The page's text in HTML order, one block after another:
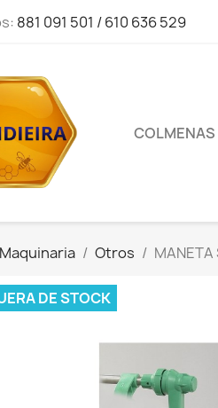
881 091 501 / 610 636 529
COLMENAS
Maquinaria Otros MANETA
DE STOCK